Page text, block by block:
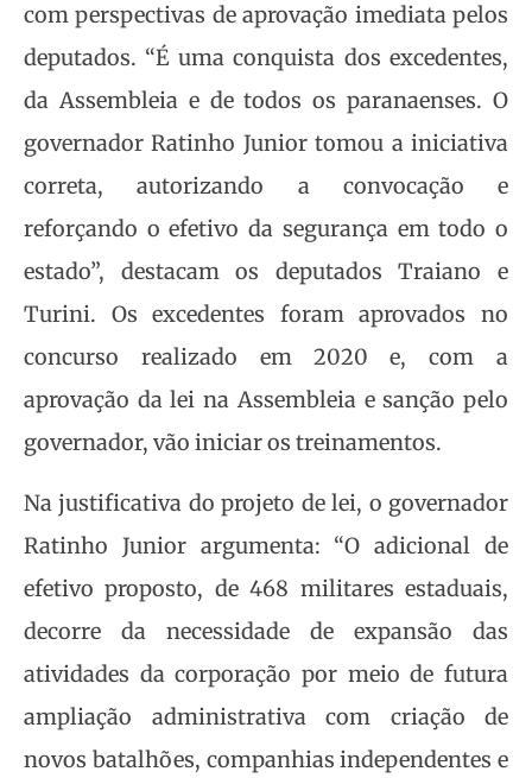
com perspectivas de aprovação imediata pelos
deputados. “É uma conquista dos excedentes,
da Assembleia e de todos os paranaenses. O
governador Ratinho Junior tomou a iniciativa
correta, autorizando a convocação e
reforçando o efetivo da segurança em todo o
estado”, destacam os deputados Traiano e
Turini. Os excedentes foram aprovados no
concurso realizado em 2020 e, com a
aprovação da lei na Assembleia e sanção pelo
governador, vão iniciar os treinamentos.
Na justificativa do projeto de lei, o governador
Ratinho Junior argumenta: “O adicional de
efetivo proposto, de 468 militares estaduais,
decorre da necessidade de expansão das
atividades da corporação por meio de futura
ampliação administrativa com criação de
novos batalhões, companhias independentes e